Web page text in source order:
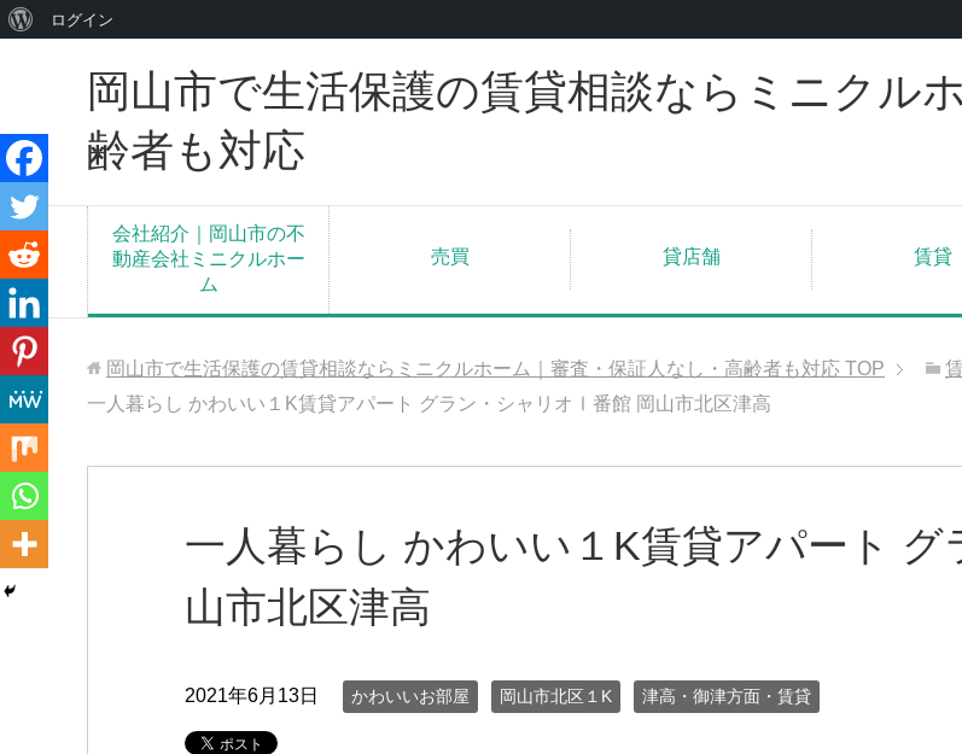
岡山市で生活保護の賃貸相談ならミニクル
齢者も対応
会社紹介｜岡山市の不
動産会社ミニクルホー
ム
売買 貸店舗 賃貸
岡山市で生活保護の賃貸相談ならミニクルホーム｜審査・保証人なし・高齢者も対応 TOP
一人暮らし かわいい１K賃貸アパート グラン・シャリオⅠ番館 岡山市北区津高
一人暮らし かわいい１K賃貸アパート
山市北区津高
2021年6月13日 かわいいお部屋 岡山市北区１K 津高・御津方面・賃貸
WordPress
い
て
ログイン